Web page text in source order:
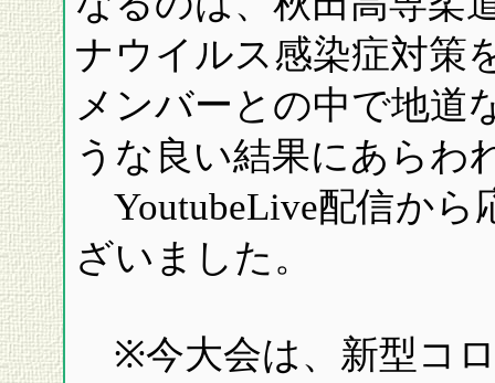
ナウイルス感染症対策
メンバーとの中で地道
うな良い結果にあらわ
YoutubeLive配信から
ざいました。
※今大会は、新型コ